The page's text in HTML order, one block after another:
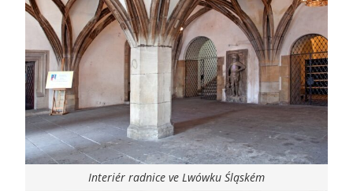
Interiér radnice ve Lwówku Śląském